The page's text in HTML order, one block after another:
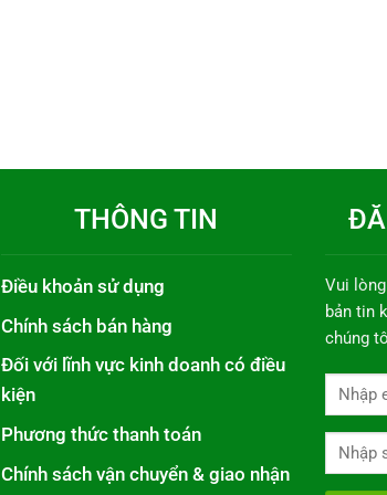
THÔNG TIN
Điều khoản sử dụng
Chính sách bán hàng
Đối với lĩnh vực kinh doanh có điều
kiện
Phương thức thanh toán
Chính sách vận chuyển & giao nhận
Vui
bản tin
chúng